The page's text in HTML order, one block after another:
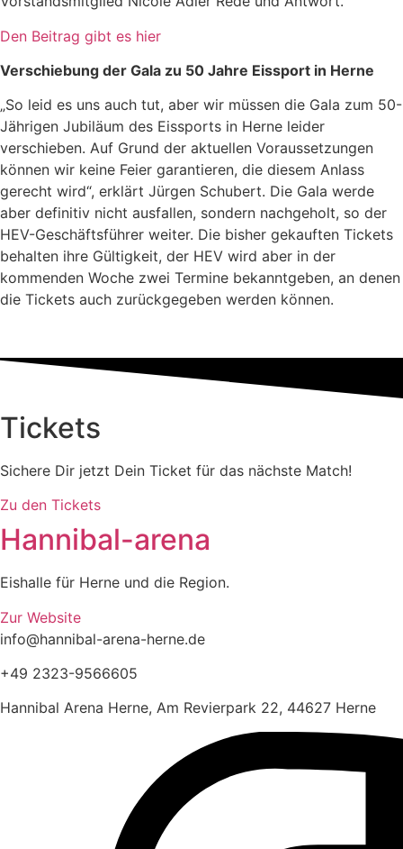
Den Beitrag gibt es hier
Verschiebung der Gala zu 50 Jahre Eissport in Herne
„So leid es uns auch tut, aber wir müssen die Gala zum 50-
Jährigen Jubiläum des Eissports in Herne leider
verschieben. Auf Grund der aktuellen Voraussetzungen
können wir keine Feier garantieren, die diesem Anlass
gerecht wird“, erklärt Jürgen Schubert. Die Gala werde
aber definitiv nicht ausfallen, sondern nachgeholt, so der
HEV-Geschäftsführer weiter. Die bisher gekauften Tickets
behalten ihre Gültigkeit, der HEV wird aber in der
kommenden Woche zwei Termine bekanntgeben, an denen
die Tickets auch zurückgegeben werden können.
Tickets
Sichere Dir jetzt Dein Ticket für das nächste Match!
Zu den Tickets
Hannibal-arena
Eishalle für Herne und die Region.
Zur Website
info@hannibal-arena-herne.de
+49 2323-9566605
Hannibal Arena Herne, Am Revierpark 22, 44627 Herne